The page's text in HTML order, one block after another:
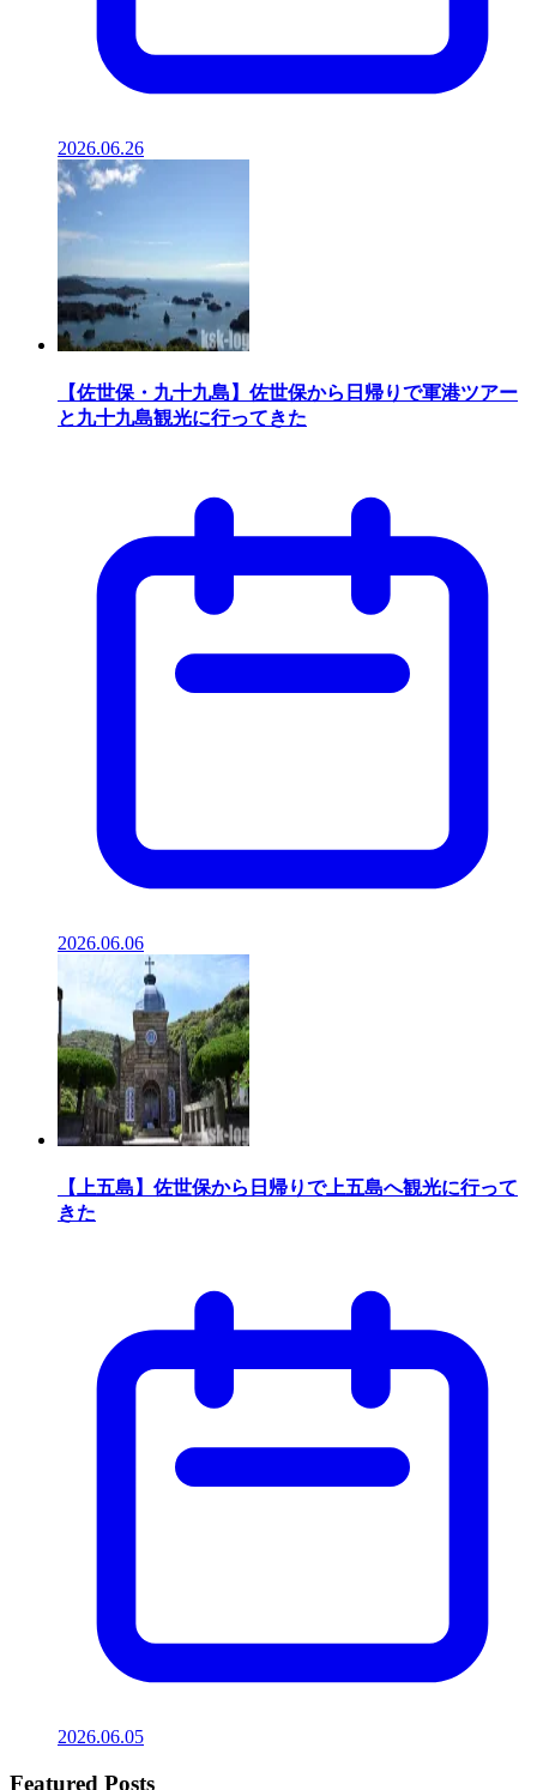
2026.06.26
【佐世保・九十九島】佐世保から日帰りで軍港ツアー
と九十九島観光に行ってきた
2026.06.06
【上五島】佐世保から日帰りで上五島へ観光に行って
きた
2026.06.05
Featured Posts